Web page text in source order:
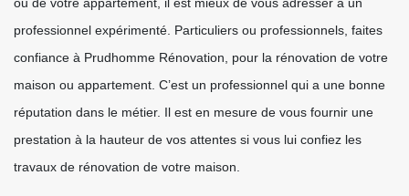
professionnel expérimenté. Particuliers ou professionnels, faites
confiance à Prudhomme Rénovation, pour la rénovation de votre
maison ou appartement. C’est un professionnel qui a une bonne
réputation dans le métier. Il est en mesure de vous fournir une
prestation à la hauteur de vos attentes si vous lui confiez les
travaux de rénovation de votre maison.